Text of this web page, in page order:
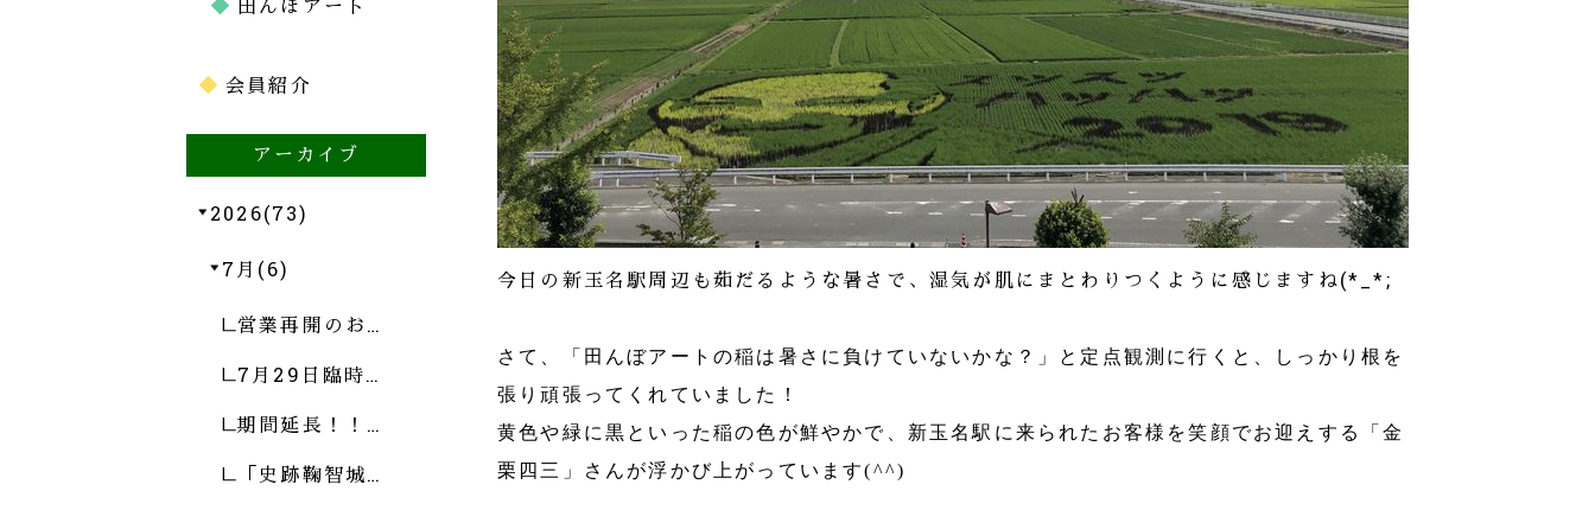
今日の新玉名駅周辺も茹だるような暑さで、湿気が肌にまとわりつくように感じますね(*_*;
さて、「田んぼアートの稲は暑さに負けていないかな？」と定点観測に行くと、しっかり根を
張り頑張ってくれていました！
黄色や緑に黒といった稲の色が鮮やかで、新玉名駅に来られたお客様を笑顔でお迎えする
「金
栗四三」さんが浮かび上がっています(^^)
田んぼアート
会員紹介
アーカイブ
2026(73)
7月(6)
営業再開のお…
7月29日臨時…
期間延長！！…
「史跡鞠智城…